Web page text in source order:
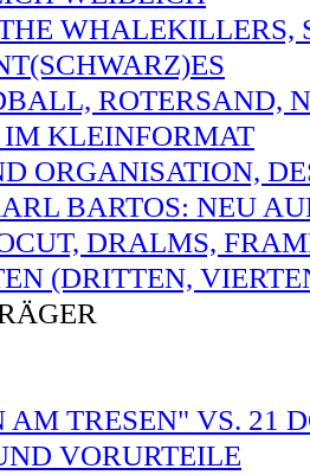
ROTERSAND,
IM KLEINFORMAT
ORGANISATION,
BARTOS: NEU
DRALMS,
(DRITTEN,
TRESEN" VS. 21
VORURTEILE